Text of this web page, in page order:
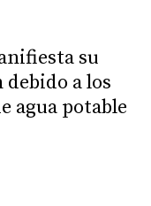
su
a los
agua potable